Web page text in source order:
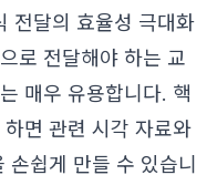
전달의 효율성 극대화
로 전달해야 하는 교
매우 유용합니다. 핵
면 관련 시각 자료와
쉽게 만들 수 있습니